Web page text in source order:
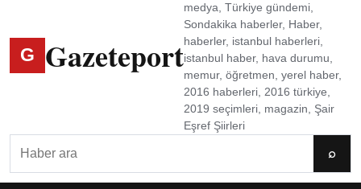
G Gazeteport
medya, Türkiye gündemi,
Sondakika haberler, Haber,
haberler, istanbul haberleri,
istanbul haber, hava durumu,
memur, öğretmen, yerel haber,
2016 haberleri, 2016 türkiye,
2019 seçimleri, magazin, Şair
Eşref Şiirleri
⌕